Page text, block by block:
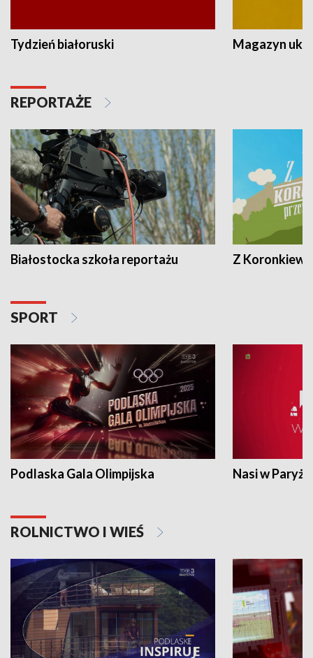
Tydzień białoruski Magazyn
REPORTAŻE
Białostocka szkoła reportażu Z
SPORT
Podlaska Gala Olimpijska Nasi w Paryżu
ROLNICTWO I WIEŚ